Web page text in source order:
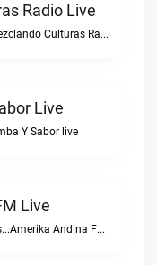
Radio Live
Sonando Las 24 horas!Mezclando Culturas Radio live
Live
Y Sabor live
Live
La Expresión de los andes...Amerika Andina FM live